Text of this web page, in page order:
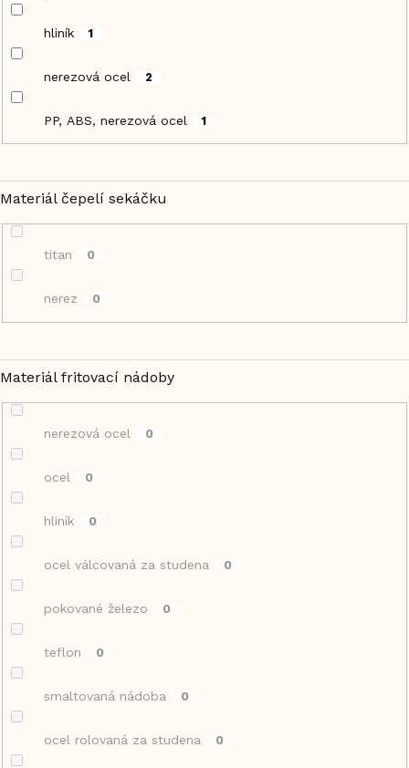
hliník 1
nerezová ocel 2
PP, ABS, nerezová ocel 1
Materiál čepelí sekáčku
titan 0
nerez 0
Materiál fritovací nádoby
nerezová ocel 0
ocel 0
hliník 0
ocel válcovaná za studena 0
pokované železo 0
teflon 0
smaltovaná nádoba 0
ocel rolovaná za studena 0